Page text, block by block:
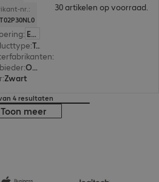
nr.:
: Europa
: Toner
:
:
Origineel
:Zwart
30 artikelen op voorraad.
4 resultaten
Toon meer